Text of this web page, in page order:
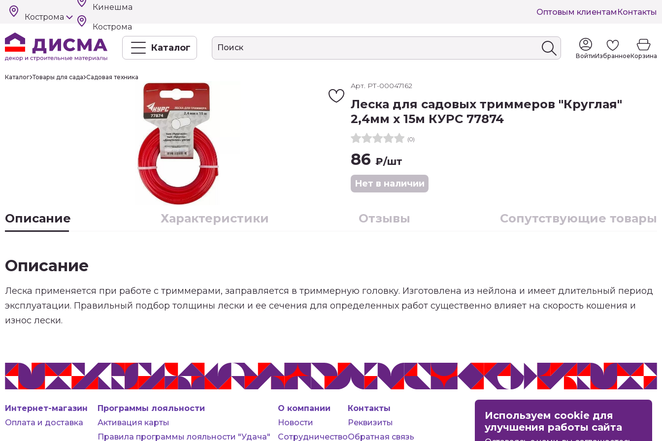
Кострома
Кинешма
Кострома
Оптовым клиентам Контакты
Каталог
ВойтиИзбранноеКорзина
Каталог Товары для сада Садовая техника
Арт. РТ-00047162
Леска для садовых триммеров "Круглая"
2,4мм х 15м КУРС 77874
(0)
86 ₽/шт
Нет в наличии
Описание Характеристики Отзывы Сопутствующие товары
Описание
Леска применяется при работе с триммерами, заправляется в триммерную головку. Изготовлена из нейлона и имеет длительный период
эксплуатации. Правильный подбор толщины лески и ее сечения для определенных работ существенно влияет на скорость кошения и
износ лески.
Интернет-магазин
Оплата и доставка
Программы лояльности
Активация карты
Правила программы лояльности "Удача"
О компании
Новости
Сотрудничество
Контакты
Реквизиты
Обратная связь
Вконтакте
Используем cookie для
улучшения работы сайта